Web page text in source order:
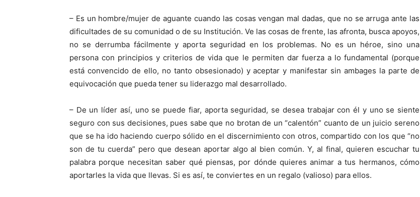
– Es un hombre/mujer de aguante cuando las cosas vengan mal dadas, que no se arruga ante las
dificultades de su comunidad o de su Institución. Ve las cosas de frente, las afronta, busca apoyos,
no se derrumba fácilmente y aporta seguridad en los problemas. No es un héroe, sino una
persona con principios y criterios de vida que le permiten dar fuerza a lo fundamental (porque
está convencido de ello, no tanto obsesionado) y aceptar y manifestar sin ambages la parte de
equivocación que pueda tener su liderazgo mal desarrollado.
– De un líder así, uno se puede fiar, aporta seguridad, se desea trabajar con él y uno se siente
seguro con sus decisiones, pues sabe que no brotan de un “calentón” cuanto de un juicio sereno
que se ha ido haciendo cuerpo sólido en el discernimiento con otros, compartido con los que “no
son de tu cuerda” pero que desean aportar algo al bien común. Y, al final, quieren escuchar tu
palabra porque necesitan saber qué piensas, por dónde quieres animar a tus hermanos, cómo
aportarles la vida que llevas. Si es así, te conviertes en un regalo (valioso) para ellos.